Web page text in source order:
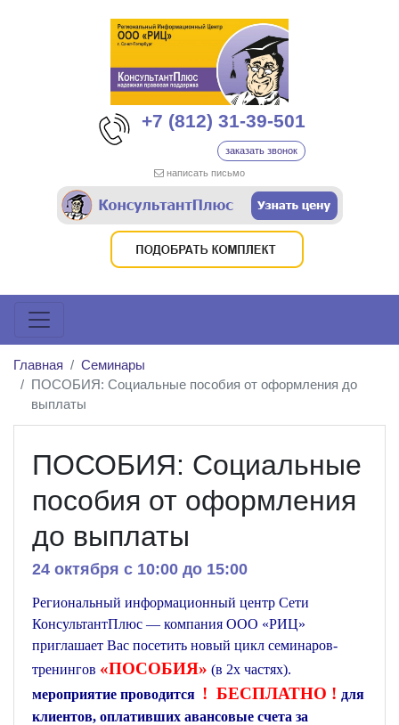
+7 (812) 31-39-501
заказать звонок
написать письмо
Главная
Семинары
ПОСОБИЯ: Социальные пособия от оформления до
выплаты
ПОСОБИЯ: Социальные
пособия от оформления
до выплаты
24 октября c 10:00 до 15:00
Региональный информационный центр Сети
КонсультантПлюс — компания ООО «РИЦ»
приглашает Вас посетить новый цикл семинаров-
тренингов «ПОСОБИЯ» (в 2х частях).
мероприятие проводится ! БЕСПЛАТНО ! для
клиентов, оплативших авансовые счета за